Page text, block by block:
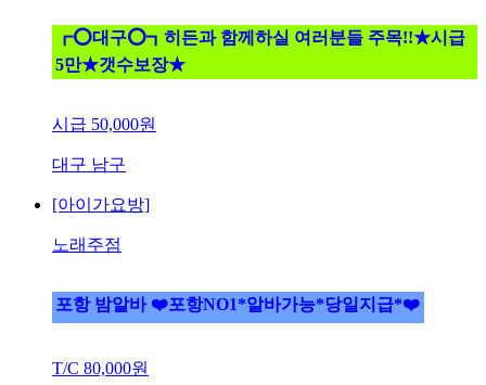
┏⭕대구⭕┓히든과 함께하실 여러분들 주목!!★시급
5만★갯수보장★
시급 50,000원
대구 남구
[아이가요방]
노래주점
포항 밤알바 ❤️포항NO1*알바가능*당일지급*❤️
T/C 80,000원